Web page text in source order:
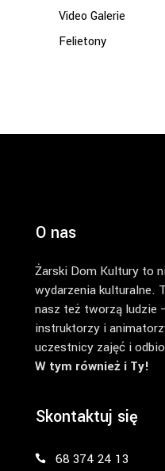
Video Galerie
Felietony
O nas
Żarski Dom Kultury to
wydarzenia kulturalne.
nasz też tworzą ludzie
instruktorzy i
uczestnicy zajęć i
W tym również i Ty!
Skontaktuj się
68 374 24 13